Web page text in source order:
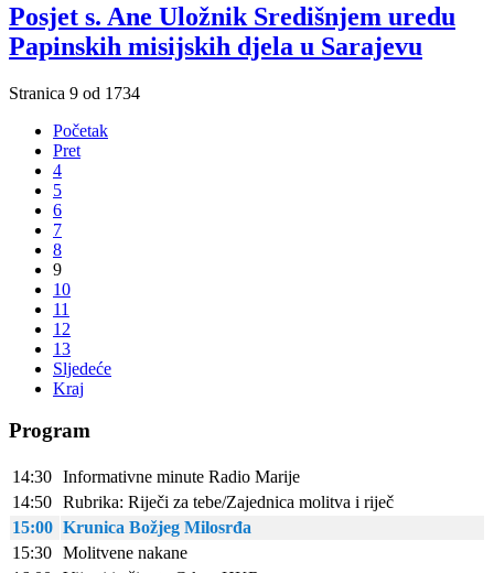
Posjet s. Ane Uložnik Središnjem uredu
Papinskih misijskih djela u Sarajevu
Stranica 9 od 1734
Početak
Pret
4
5
6
7
8
9
10
11
12
13
Sljedeće
Kraj
Program
14:30 Informativne minute Radio Marije
14:50 Rubrika: Riječi za tebe/Zajednica molitva i riječ
15:00 Krunica Božjeg Milosrđa
15:30 Molitvene nakane